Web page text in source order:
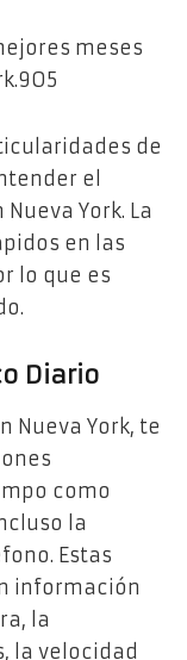
de
el
York. La
en las
lo que es
Diario
Nueva York, te
como
la
Estas
información
la
la velocidad